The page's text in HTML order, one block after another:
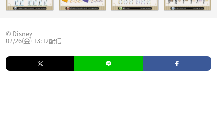
© Disney
07/26(金) 13:12配信